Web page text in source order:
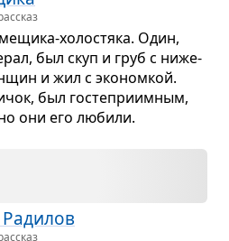
холо­стяка. Один,
был скуп и груб с ниже­
и жил с эко­ном­кой.
был госте­при­им­ным,
они его любили.